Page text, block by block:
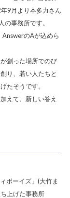
9月より本多力さん
事務所です。
のAが込めら
創った場所でのび
り、若い人たちと
たそうです。
えて、新しい答え
ボーイズ」(大竹ま
上げた事務所